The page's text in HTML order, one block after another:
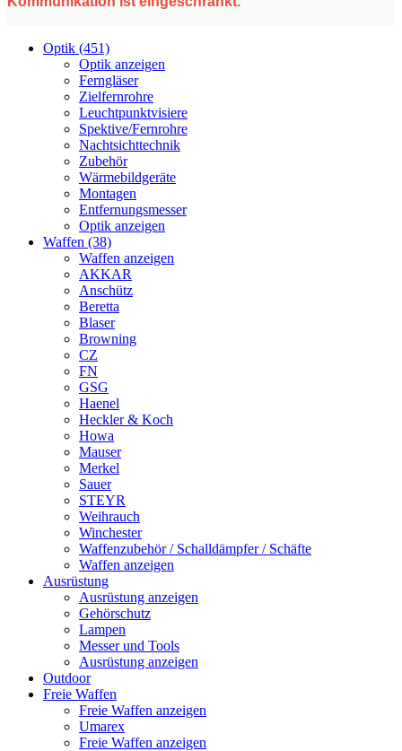
Optik (451)
Optik anzeigen
Ferngläser
Zielfernrohre
Leuchtpunktvisiere
Spektive/Fernrohre
Nachtsichttechnik
Zubehör
Wärmebildgeräte
Montagen
Entfernungsmesser
Optik anzeigen
Waffen (38)
Waffen anzeigen
AKKAR
Anschütz
Beretta
Blaser
Browning
CZ
FN
GSG
Haenel
Heckler & Koch
Howa
Mauser
Merkel
Sauer
STEYR
Weihrauch
Winchester
Waffenzubehör / Schalldämpfer / Schäfte
Waffen anzeigen
Ausrüstung
Ausrüstung anzeigen
Gehörschutz
Lampen
Messer und Tools
Ausrüstung anzeigen
Outdoor
Freie Waffen
Freie Waffen anzeigen
Umarex
Freie Waffen anzeigen